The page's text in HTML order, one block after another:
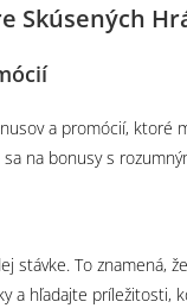
Skúsených
a promócií, ktoré
na bonusy s
stávke. To znamená,
a hľadajte príležitosti,